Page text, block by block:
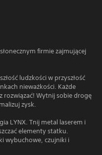
firmie zajmującej
ludzkości w przyszłość
nieważkości. Każde
rozwiązać! Wytnij sobie drogę
zysk.
LYNX. Tnij metal laserem i
elementy statku.
wybuchowe, czujniki i